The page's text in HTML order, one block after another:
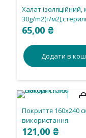
Халат
30g/m2(г/
65,00 ₴
Додати в
Покриття 160х240
використання
121,00 ₴